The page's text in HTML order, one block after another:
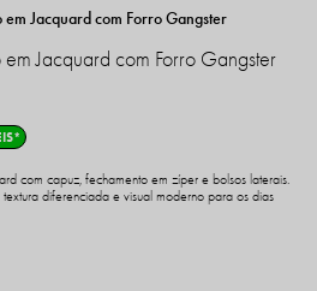
Jacquard com Forro Gangster
Jacquard com Forro Gangster
com capuz, fechamento em zíper e bolsos laterais.
diferenciada e visual moderno para os dias